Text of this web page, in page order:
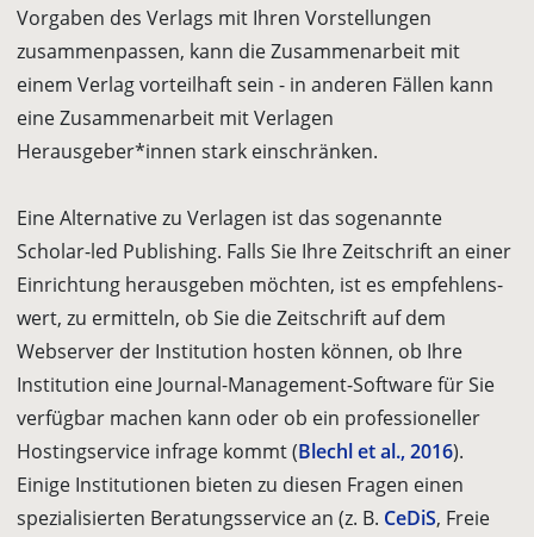
Vorgaben des Verlags mit Ihren Vorstellungen
zusammenpassen, kann die Zusammenarbeit mit
einem Verlag vorteilhaft sein - in anderen Fällen kann
eine Zusammenarbeit mit Verlagen
Herausgeber*innen stark einschränken.
Eine Alternative zu Verlagen ist das sogenannte
Scholar-led Publishing. Falls Sie Ihre Zeitschrift an einer
Einrichtung herausgeben möchten, ist es empfehlens­
wert, zu ermitteln, ob Sie die Zeitschrift auf dem
Webserver der Institution hosten können, ob Ihre
Institution eine Journal-Management-Software für Sie
verfügbar machen kann oder ob ein professioneller
Hostingservice infrage kommt (Blechl et al., 2016).
Einige Institutionen bieten zu diesen Fragen einen
spezialisierten Beratungsservice an (z. B. CeDiS, Freie